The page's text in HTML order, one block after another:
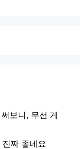
보니, 무선 게
짜 좋네요